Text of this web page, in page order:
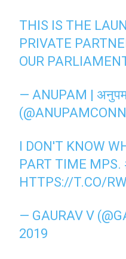
THIS IS THE
PRIVATE
OUR
— ANUPAM |
I DON'T KNOW
PART TIME MPS.
HTTPS://T.CO/
— GAURAV V
2019